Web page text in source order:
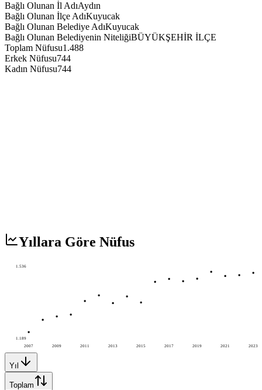
Bağlı Olunan İl AdıAydın
Bağlı Olunan İlçe AdıKuyucak
Bağlı Olunan Belediye AdıKuyucak
Bağlı Olunan Belediyenin NiteliğiBÜYÜKŞEHİR İLÇE
Toplam Nüfusu1.488
Erkek Nüfusu744
Kadın Nüfusu744
Yıllara Göre Nüfus
2007 2009 2011 2013 2015 2017 2019 2021 2023
1.536
1.189
Yıl
Toplam